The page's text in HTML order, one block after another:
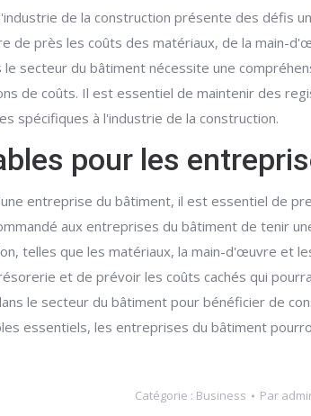
de la construction présente des défis
de près les coûts des matériaux, de la main-
secteur du bâtiment nécessite une
de coûts. Il est essentiel de maintenir des
spécifiques à l'industrie de la construction.
pour les
entreprise du bâtiment, il est essentiel de
aux entreprises du bâtiment de tenir
telles que les matériaux, la main-d'œuvre et
et de prévoir les coûts cachés qui
le secteur du bâtiment pour bénéficier de
essentiels, les entreprises du bâtiment
Catégorie : Business Par